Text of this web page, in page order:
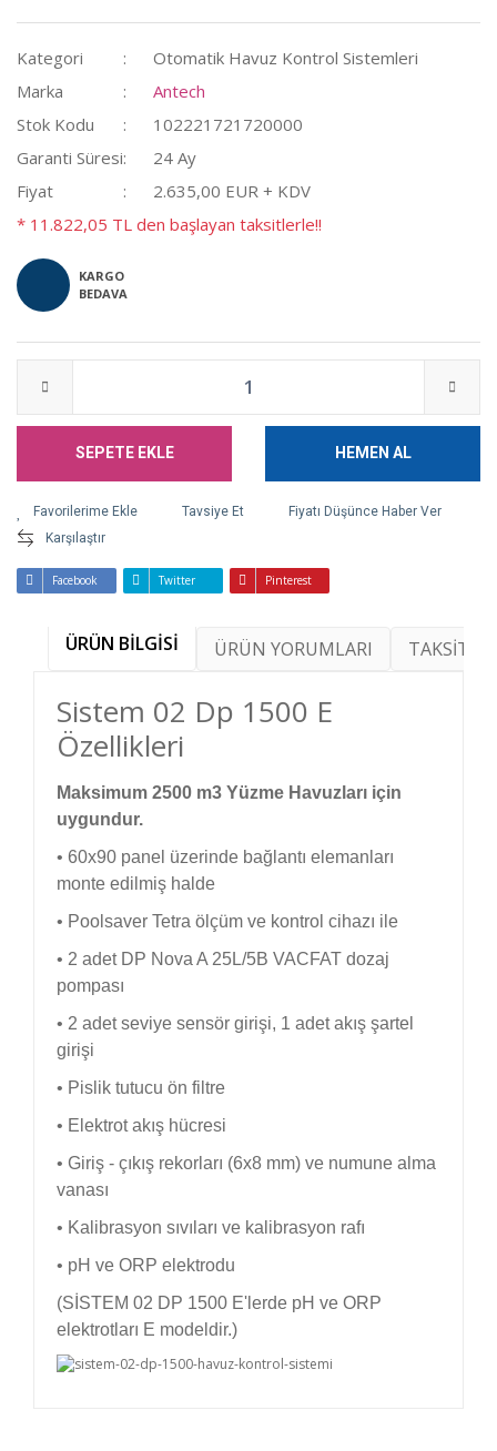
Kategori
Otomatik Havuz Kontrol Sistemleri
Marka
Antech
Stok Kodu
102221721720000
Garanti Süresi
24 Ay
Fiyat
2.635,00 EUR + KDV
* 11.822,05 TL den başlayan taksitlerle!!
KARGO
BEDAVA
SEPETE EKLE HEMEN AL
Tavsiye Et
Fiyatı Düşünce Haber Ver
Karşılaştır
Facebook Twitter Pinterest
ÜRÜN BİLGİSİ ÜRÜN YORUMLARI TAKSİT
Sistem 02 Dp 1500 E
Özellikleri
Maksimum 2500 m3 Yüzme Havuzları için
uygundur.
• 60x90 panel üzerinde bağlantı elemanları
monte edilmiş halde
• Poolsaver Tetra ölçüm ve kontrol cihazı ile
• 2 adet DP Nova A 25L/5B VACFAT dozaj
pompası
• 2 adet seviye sensör girişi, 1 adet akış şartel
girişi
• Pislik tutucu ön filtre
• Elektrot akış hücresi
• Giriş - çıkış rekorları (6x8 mm) ve numune alma
vanası
• Kalibrasyon sıvıları ve kalibrasyon rafı
• pH ve ORP elektrodu
(SİSTEM 02 DP 1500 E'lerde pH ve ORP
elektrotları E modeldir.)